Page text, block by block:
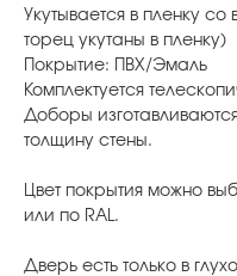
Укутывается в пленку
торец укутаны в пленку)
Покрытие: ПВХ/Эмаль
Комплектуется
Доборы
толщину стены.
Цвет покрытия можно
или по RAL.
Дверь есть только в